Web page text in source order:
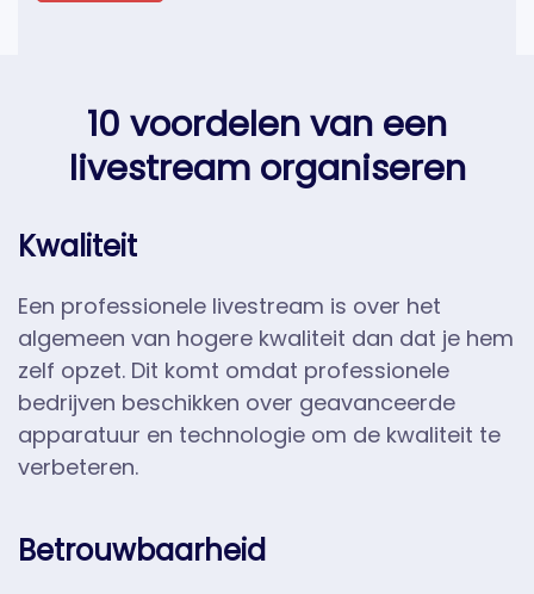
10 voordelen van een
livestream organiseren
Kwaliteit
Een professionele livestream is over het
algemeen van hogere kwaliteit dan dat je hem
zelf opzet. Dit komt omdat professionele
bedrijven beschikken over geavanceerde
apparatuur en technologie om de kwaliteit te
verbeteren.
Betrouwbaarheid